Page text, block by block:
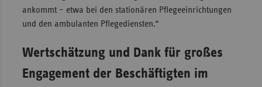
ankommt – etwa bei den stationären Pflegeeinrichtungen
und den ambulanten Pflegediensten.“
Wertschätzung und Dank für großes
Engagement der Beschäftigten im